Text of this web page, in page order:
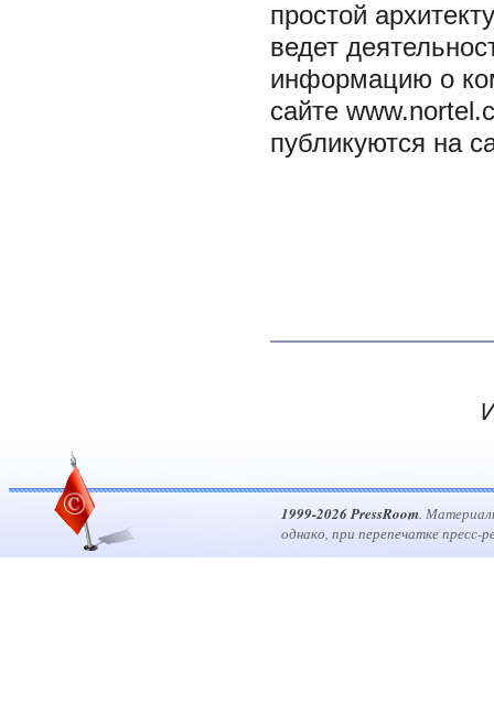
простой
ведет
информацию о
сайте
публикуются на
1999-2026 PressRoom.
однако, при перепечатке пресс-